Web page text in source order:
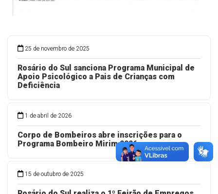
25 de novembro de 2025
Rosário do Sul sanciona Programa Municipal de
Apoio Psicológico a Pais de Crianças com
Deficiência
1 de abril de 2026
Corpo de Bombeiros abre inscrições para o
Programa Bombeiro Mirim 2026
15 de outubro de 2025